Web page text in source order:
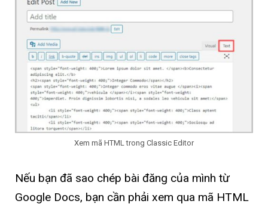
Xem mã HTML trong Classic Editor
Nếu bạn đã sao chép bài đăng của mình từ
Google Docs, bạn cần phải xem qua mã HTML